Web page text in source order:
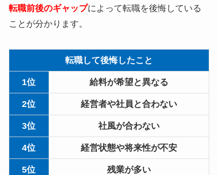
転職前後のギャップによって転職を後悔している
ことが分かります。
転職して後悔したこと
1位 給料が希望と異なる
2位 経営者や社員と合わない
3位 社風が合わない
4位 経営状態や将来性が不安
5位 残業が多い